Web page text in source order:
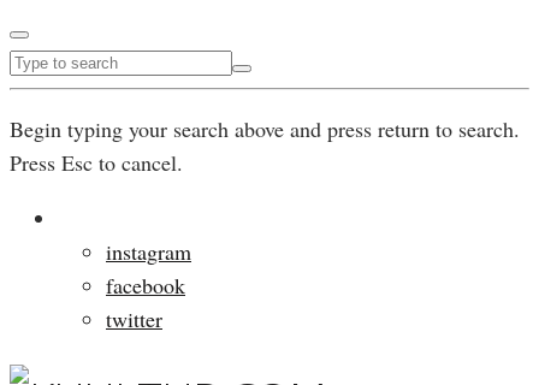
Begin typing your search above and press return to search.
Press Esc to cancel.
instagram
facebook
twitter